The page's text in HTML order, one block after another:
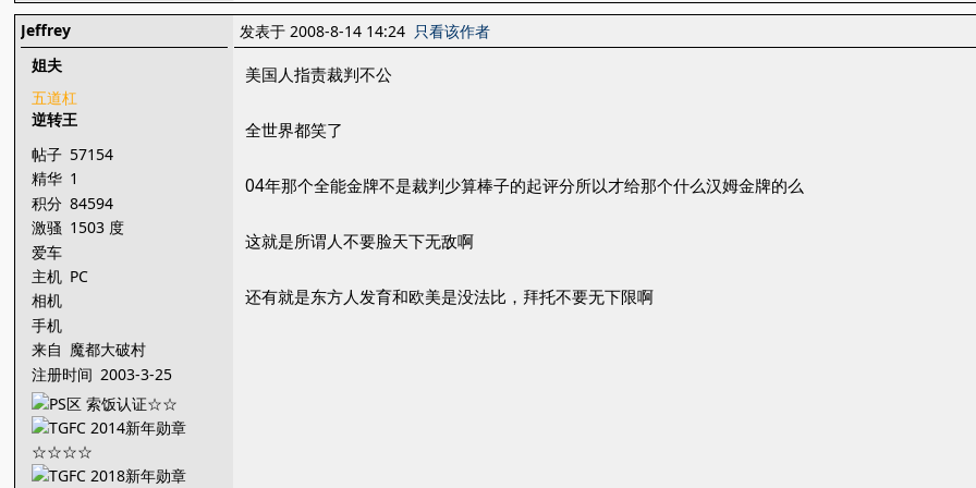
Jeffrey
姐夫
五道杠
逆转王
帖子 57154
精华 1
积分 84594
激骚 1503 度
爱车
主机 PC
相机
手机
来自 魔都大破村
注册时间 2003-3-25
发表于 2008-8-14 14:24 只看该作者
美国人指责裁判不公
全世界都笑了
04年那个全能金牌不是裁判少算棒子的起评分所以才给那个什么汉姆金牌的么
这就是所谓人不要脸天下无敌啊
还有就是东方人发育和欧美是没法比，拜托不要无下限啊